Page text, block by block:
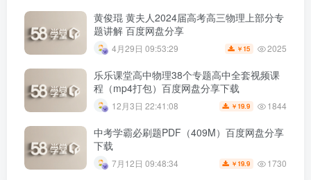
黄俊琨 黄夫人2024届高考高三物理上部分专
题讲解 百度网盘分享
4月29日 09:53:29 ￥ 15 2025
乐乐课堂高中物理38个专题高中全套视频课
程（mp4打包）百度网盘分享下载
12月3日 22:41:08 ￥ 19.9 1844
中考学霸必刷题PDF（409M）百度网盘分享
下载
7月12日 09:48:34 ￥ 19.9 1730